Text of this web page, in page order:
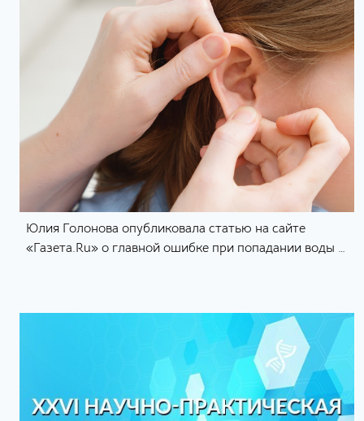
Юлия Голонова опубликовала статью на сайте
«Газета.Ru» о главной ошибке при попадании воды в